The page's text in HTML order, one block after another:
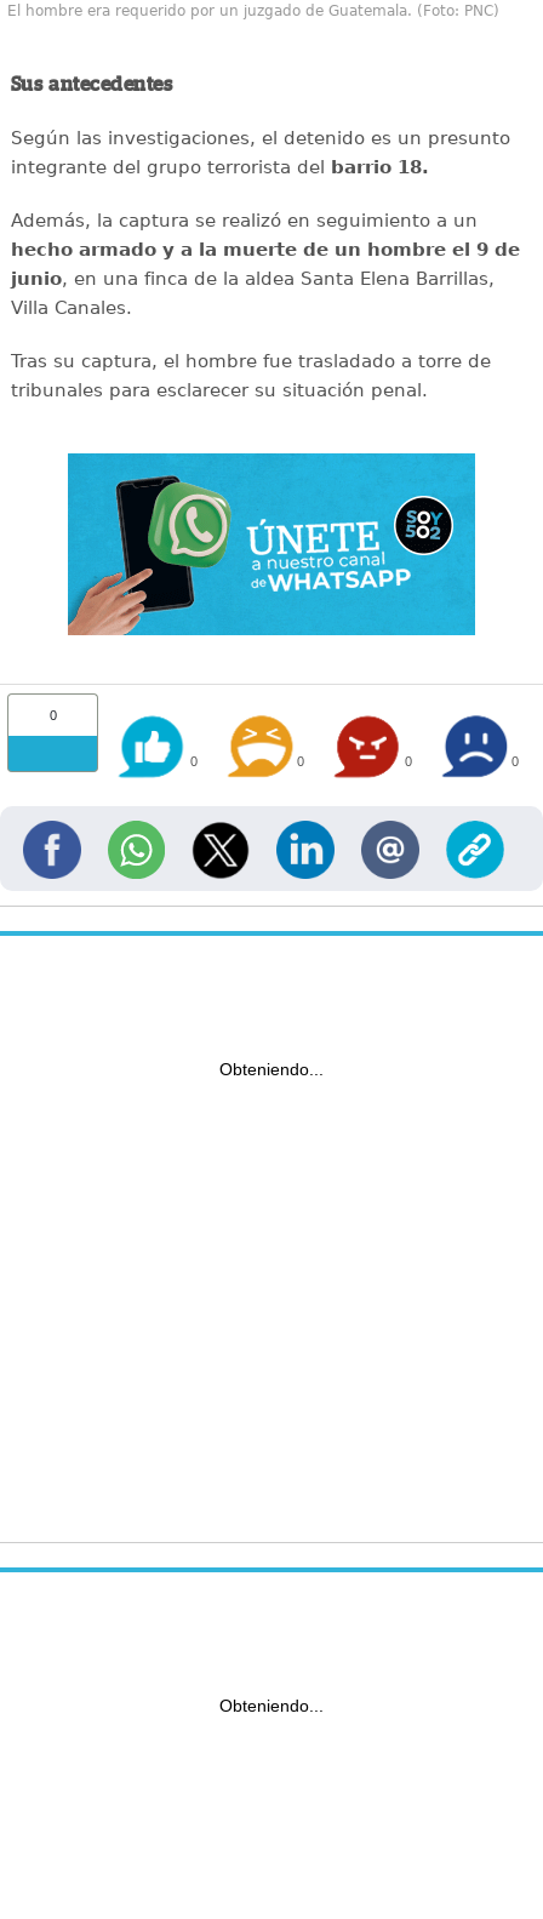
El hombre era requerido por un juzgado de Guatemala. (Foto: PNC)
Sus antecedentes
Según las investigaciones, el detenido es un presunto
integrante del grupo terrorista del barrio 18.
Además, la captura se realizó en seguimiento a un
hecho armado y a la muerte de un hombre el 9 de
junio, en una finca de la aldea Santa Elena Barrillas,
Villa Canales.
Tras su captura, el hombre fue trasladado a torre de
tribunales para esclarecer su situación penal.
0
0 0 0 0
Obteniendo...
Obteniendo...